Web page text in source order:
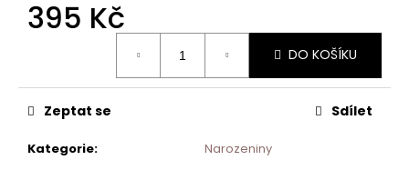
395 Kč
DO KOŠÍKU
Kategorie: Narozeniny
Zeptat se Sdílet